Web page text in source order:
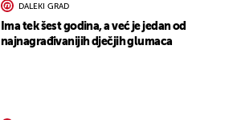
DALEKI GRAD
Ima tek šest godina, a već je jedan od
najnagrađivanijih dječjih glumaca